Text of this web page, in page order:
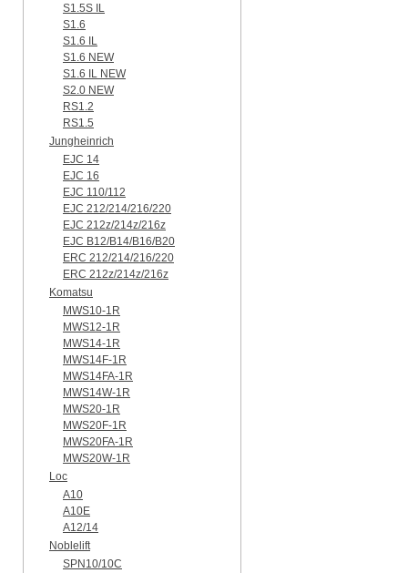
S1.5S IL
S1.6
S1.6 IL
S1.6 NEW
S1.6 IL NEW
S2.0 NEW
RS1.2
RS1.5
Jungheinrich
EJC 14
EJC 16
EJC 110/112
EJC 212/214/216/220
EJC 212z/214z/216z
EJC B12/B14/B16/B20
ERC 212/214/216/220
ERC 212z/214z/216z
Komatsu
MWS10-1R
MWS12-1R
MWS14-1R
MWS14F-1R
MWS14FA-1R
MWS14W-1R
MWS20-1R
MWS20F-1R
MWS20FA-1R
MWS20W-1R
Loc
A10
A10E
A12/14
Noblelift
SPN10/10C